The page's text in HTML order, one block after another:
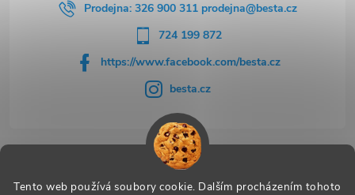
Tento web používá soubory cookie. Dalším procházením tohoto
Prodejna: 326 900 311 prodejna@besta.cz
724 199 872
https://www.facebook.com/besta.cz
besta.cz
Užitečné odkazy